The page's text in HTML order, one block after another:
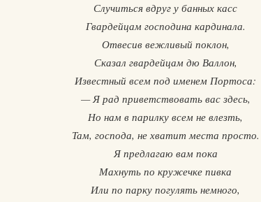
Случиться вдруг у банных касс
Гвардейцам господина кардинала.
Отвесив вежливый поклон,
Сказал гвардейцам дю Валлон,
Известный всем под именем Портоса:
— Я рад приветствовать вас здесь,
Но нам в парилку всем не влезть,
Там, господа, не хватит места просто.
Я предлагаю вам пока
Махнуть по кружечке пивка
Или по парку погулять немного,